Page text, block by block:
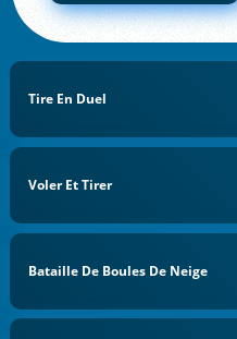
Tire En Duel
Voler Et Tirer
Bataille De Boules De Neige